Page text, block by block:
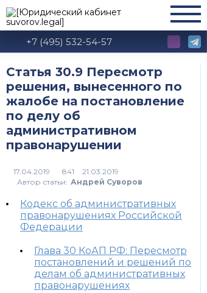
+7 (495) 532-54-57
Статья 30.9 Пересмотр
решения, вынесенного по
жалобе на постановление
по делу об
административном
правонарушении
841
Автор статьи: Андрей Суворов
Кодекс об административных
правонарушениях Российской
Федерации
Глава 30 КоАП РФ: Пересмотр
постановлений и решений по
делам об административных
правонарушениях